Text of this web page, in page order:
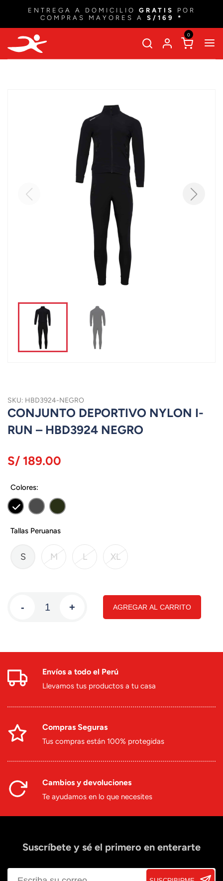
ENTREGA A DOMICILIO GRATIS
POR
COMPRAS MAYORES A S/169 *
0
SKU: HBD3924-NEGRO
CONJUNTO DEPORTIVO NYLON I-
RUN – HBD3924 NEGRO
S/ 189.00
Colores:
Tallas Peruanas
S M L XL
- + AGREGAR AL CARRITO
Envíos a todo el Perú
Llevamos tus productos a tu casa
Compras Seguras
Tus compras están 100% protegidas
Cambios y devoluciones
Te ayudamos en lo que necesites
Suscríbete y sé el primero en enterarte